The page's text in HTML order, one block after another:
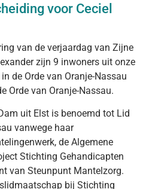
voor Ceciel
van de verjaardag van Zijne
zijn 9 inwoners uit onze
de Orde van Oranje-Nassau
Orde van Oranje-Nassau.
uit Elst is benoemd tot Lid
vanwege haar
de Algemene
Stichting Gehandicapten
van Steunpunt Mantelzorg.
bij Stichting